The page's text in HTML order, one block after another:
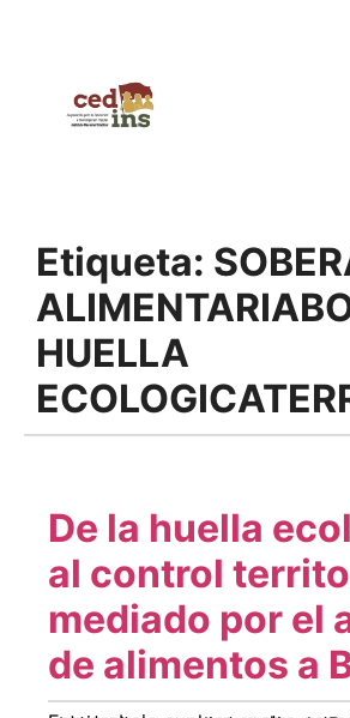
Etiqueta:
HUELLA
De la huella
al control
mediado por el
de alimentos a